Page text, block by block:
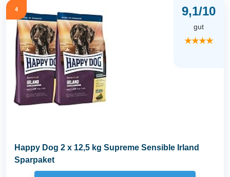
4 9,1/10
gut
★★★★
Happy Dog 2 x 12,5 kg Supreme Sensible Irland
Sparpaket